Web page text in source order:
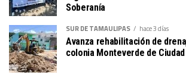
Soberanía
SUR DE TAMAULIPAS hace 3 días
Avanza rehabilitación de
colonia Monteverde de